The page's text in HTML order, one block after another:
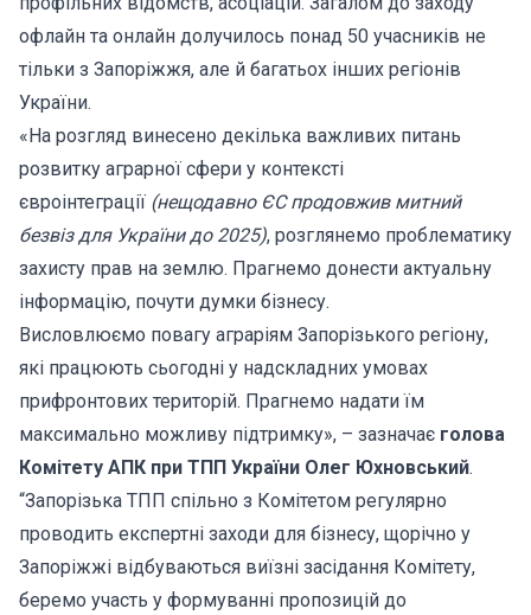
офлайн та онлайн долучилось понад 50 учасників не
тільки з Запоріжжя, але й багатьох інших регіонів
України.
«На розгляд винесено декілька важливих питань
розвитку аграрної сфери у контексті
євроінтеграції (нещодавно ЄС продовжив митний
безвіз для України до 2025), розглянемо проблематику
захисту прав на землю. Прагнемо донести актуальну
інформацію, почути думки бізнесу.
Висловлюємо повагу аграріям Запорізького регіону,
які працюють сьогодні у надскладних умовах
прифронтових територій. Прагнемо надати їм
максимально можливу підтримку», – зазначає голова
Комітету АПК при ТПП України Олег Юхновський.
“Запорізька ТПП спільно з Комітетом регулярно
проводить експертні заходи для бізнесу, щорічно у
Запоріжжі відбуваються виїзні засідання Комітету,
беремо участь у формуванні пропозицій до